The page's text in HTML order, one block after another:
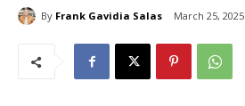
By Frank Gavidia Salas March 25, 2025